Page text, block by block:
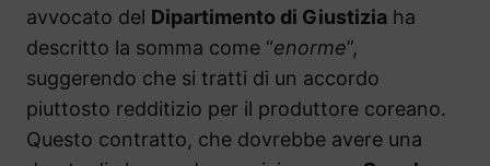
avvocato del Dipartimento di Giustizia ha
descritto la somma come “enorme”,
suggerendo che si tratti di un accordo
piuttosto redditizio per il produttore coreano.
Questo contratto, che dovrebbe avere una